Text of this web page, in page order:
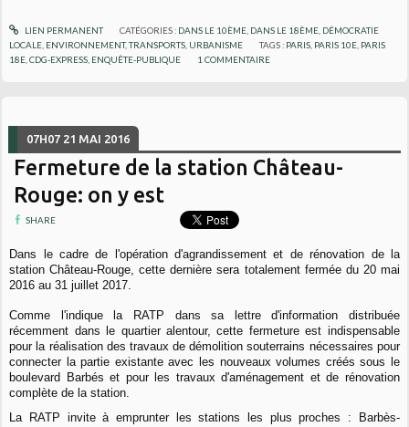
LIEN PERMANENT CATÉGORIES : DANS LE 10ÈME, DANS LE 18ÈME, DÉMOCRATIE
LOCALE, ENVIRONNEMENT,TRANSPORTS, URBANISME TAGS : PARIS, PARIS 10E, PARIS
18E,CDG-EXPRESS, ENQUÊTE-PUBLIQUE 1COMMENTAIRE
07H07 21 MAI 2016
Fermeture de la station Château-
Rouge: on y est
SHARE
Dans le cadre de l'opération d'agrandissement et de rénovation de la
station Château-Rouge, cette dernière sera totalement fermée du 20 mai
2016 au 31 juillet 2017.
Comme l'indique la RATP dans sa lettre d'information distribuée
récemment dans le quartier alentour, cette fermeture est indispensable
pour la réalisation des travaux de démolition souterrains nécessaires pour
connecter la partie existante avec les nouveaux volumes créés sous le
boulevard Barbés et pour les travaux d'aménagement et de rénovation
complète de la station.
La RATP invite à emprunter les stations les plus proches : Barbès-